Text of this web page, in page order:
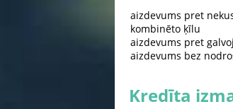
aizdevums pret
kombinēto ķīlu
aizdevums pret
aizdevums bez
Kredīta